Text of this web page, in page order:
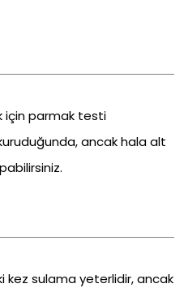
için parmak testi
ancak hala alt
kez sulama yeterlidir, ancak